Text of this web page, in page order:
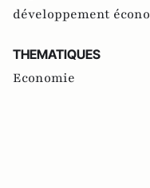
développement
THEMATIQUES
Economie